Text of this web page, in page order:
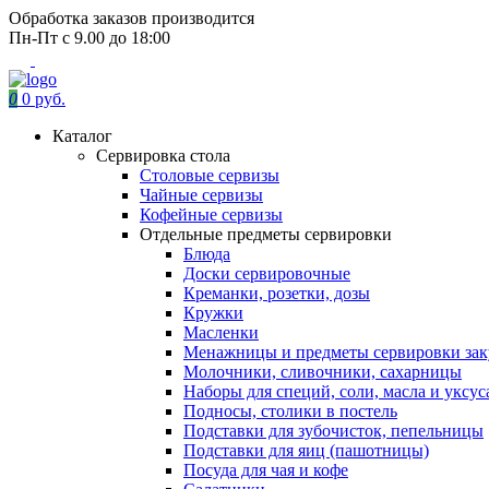
Обработка заказов производится
Пн-Пт с 9.00 до 18:00
0 0 руб.
Каталог
Сервировка стола
Столовые сервизы
Чайные сервизы
Кофейные сервизы
Отдельные предметы сервировки
Блюда
Доски сервировочные
Креманки, розетки, дозы
Кружки
Масленки
Менажницы и предметы сервировки
Молочники, сливочники, сахарницы
Наборы для специй, соли, масла и
Подносы, столики в постель
Подставки для зубочисток, пепельницы
Подставки для яиц (пашотницы)
Посуда для чая и кофе